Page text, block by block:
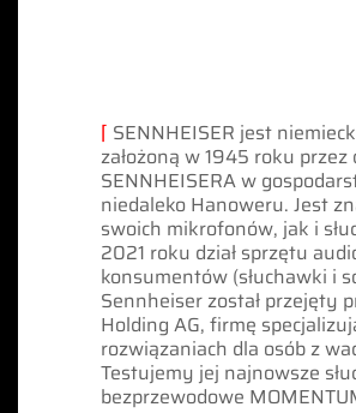
⌈ SENNHEISER jest
założoną w 1945 roku przez
SENNHEISERA w
niedaleko Hanoweru. Jest
swoich mikrofonów, jak i
2021 roku dział sprzętu
konsumentów (słuchawki i
Sennheiser został przejęty
Holding AG, firmę
rozwiązaniach dla osób z
Testujemy jej najnowsze
bezprzewodowe